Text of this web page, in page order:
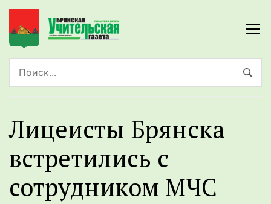
Лицеисты Брянска
встретились с
сотрудником МЧС